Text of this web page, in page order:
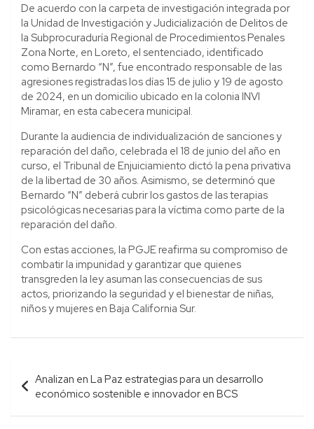
De acuerdo con la carpeta de investigación integrada por
la Unidad de Investigación y Judicialización de Delitos de
la Subprocuraduría Regional de Procedimientos Penales
Zona Norte, en Loreto, el sentenciado, identificado
como Bernardo “N”, fue encontrado responsable de las
agresiones registradas los días 15 de julio y 19 de agosto
de 2024, en un domicilio ubicado en la colonia INVI
Miramar, en esta cabecera municipal.
Durante la audiencia de individualización de sanciones y
reparación del daño, celebrada el 18 de junio del año en
curso, el Tribunal de Enjuiciamiento dictó la pena privativa
de la libertad de 30 años. Asimismo, se determinó que
Bernardo “N” deberá cubrir los gastos de las terapias
psicológicas necesarias para la víctima como parte de la
reparación del daño.
Con estas acciones, la PGJE reafirma su compromiso de
combatir la impunidad y garantizar que quienes
transgreden la ley asuman las consecuencias de sus
actos, priorizando la seguridad y el bienestar de niñas,
niños y mujeres en Baja California Sur.
Navegación
de
entradas
Analizan en La Paz estrategias para un desarrollo
económico sostenible e innovador en BCS